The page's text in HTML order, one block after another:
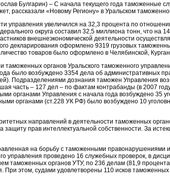
Булгарин) – С начала текущего года
рассказали «Новому Региону» в Уральском
управления увеличился на 32,3 процента по
округа составил 32,5 миллиона тонн, что на
внешнеэкономической деятельности
декларирования оформлено 9319 грузовых
товаров было оформлено в Челябинской,
таможенных органов Уральского таможенного
было возбуждено 3354 дела об административных
Подразделениями дознания таможен Управления
часть – 127 дел – по фактам контрабанды (в 2007
органами Управления с начала года возбуждено 35
органами (ст.228 УК РФ) было возбуждено 10
направлений в деятельности таможенных
прав интеллектуальной собственности. За
на борьбу с таможенными правонарушениями
управления проведено 16 служебных проверок, в
таможенных органов УТУ, по 236 делам (81,9
При этом, судами удовлетворены 110 исков